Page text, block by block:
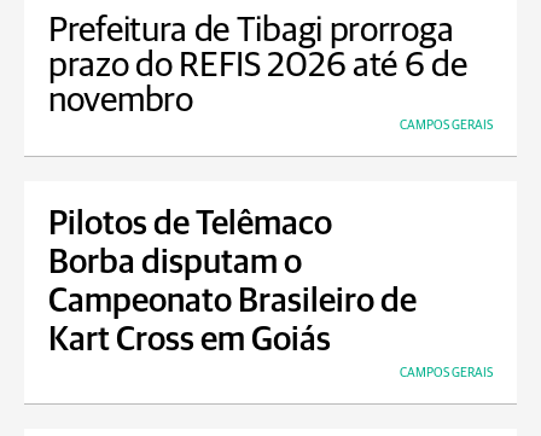
Prefeitura de Tibagi prorroga
prazo do REFIS 2026 até 6 de
novembro
CAMPOS GERAIS
Pilotos de Telêmaco
Borba disputam o
Campeonato Brasileiro de
Kart Cross em Goiás
CAMPOS GERAIS